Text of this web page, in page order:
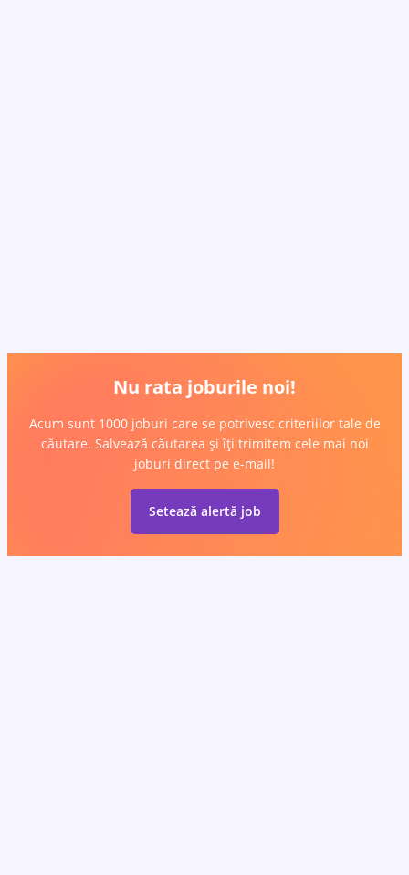
Nu rata joburile noi!
Acum sunt 1000 joburi care se potrivesc criteriilor tale de
căutare. Salvează căutarea și îți trimitem cele mai noi
joburi direct pe e-mail!
Setează alertă job